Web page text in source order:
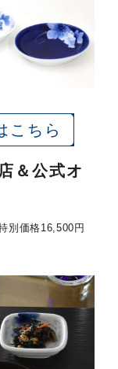
こちら
＆公式オ
別価格16,500円